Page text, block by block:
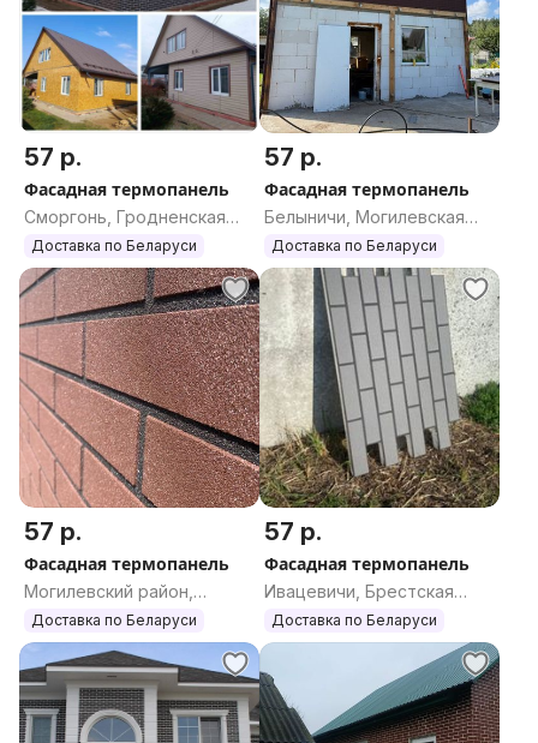
57 р.
Фасадная термопанель
Сморгонь, Гродненская
область
Доставка по Беларуси
57 р.
Фасадная термопанель
Белыничи, Могилевская
область
Доставка по Беларуси
57 р.
Фасадная термопанель
Могилевский район,
Могилевская область
Доставка по Беларуси
57 р.
Фасадная термопанель
Ивацевичи, Брестская
область
Доставка по Беларуси